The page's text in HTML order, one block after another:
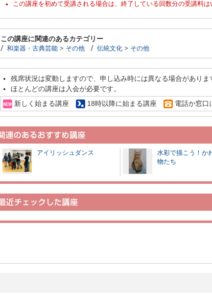
この講座を初めて受講される場合は、終了している回数分の受講料は
この講座に関連のあるカテゴリー
和楽器・古典芸能> その他 伝統文化> その他
残席状況は変動しますので、申し込み時には異なる場合がありま
ほとんどの講座は入会が必要です。
新しく始まる講座
18時以降に始まる講座 電話か窓口
アイリッシュダンス
水彩で描こう！か
物たち